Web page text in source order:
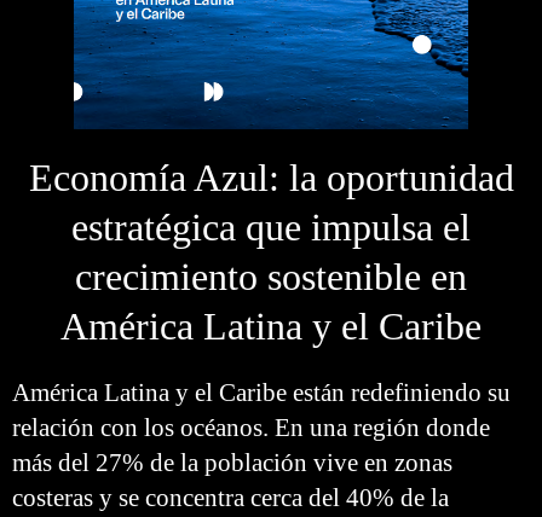
Economía Azul: la oportunidad
estratégica que impulsa el
crecimiento sostenible en
América Latina y el Caribe
América Latina y el Caribe están redefiniendo su
relación con los océanos. En una región donde
más del 27% de la población vive en zonas
costeras y se concentra cerca del 40% de la